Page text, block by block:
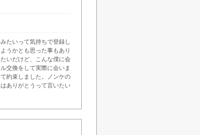
たいって気持ちで登録し
うかとも思った事もあり
いだけど、こんな僕に会
交換をして実際に会いま
約束しました。ノンケの
ありがとうって言いたい